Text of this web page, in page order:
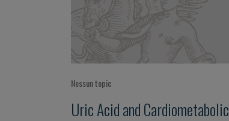
Nessun topic
Uric Acid and Cardiometabolic